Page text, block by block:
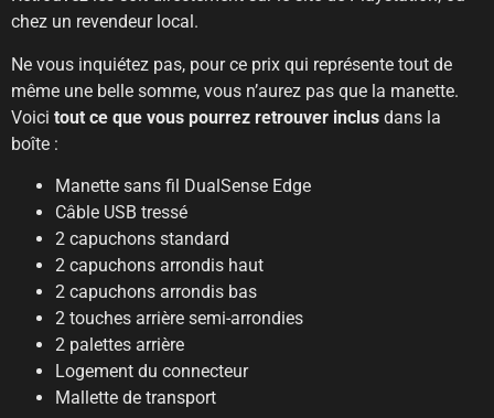
chez un revendeur local.
Ne vous inquiétez pas, pour ce prix qui représente tout de
même une belle somme, vous n’aurez pas que la manette.
Voici tout ce que vous pourrez retrouver inclus dans la
boîte :
Manette sans fil DualSense Edge
Câble USB tressé
2 capuchons standard
2 capuchons arrondis haut
2 capuchons arrondis bas
2 touches arrière semi-arrondies
2 palettes arrière
Logement du connecteur
Mallette de transport